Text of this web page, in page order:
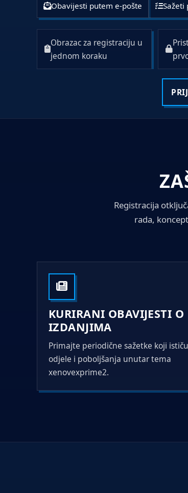
Obavijesti putem e-pošte Sažeti
Obrazac za registraciju u
jednom koraku
Registracija
rada,
KURIRANI OBAVIJESTI O
IZDANJIMA
Primajte periodične sažetke koji
odjele i poboljšanja unutar tema
xenovexprime2.